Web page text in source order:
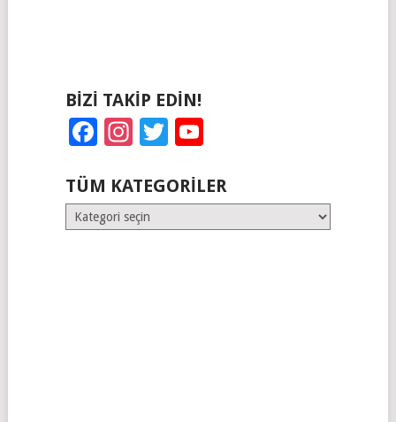
BIZI TAKIP EDIN!
Facebook
Instagram
Twitter
TÜM KATEGORILER
Tüm
Kategoriler